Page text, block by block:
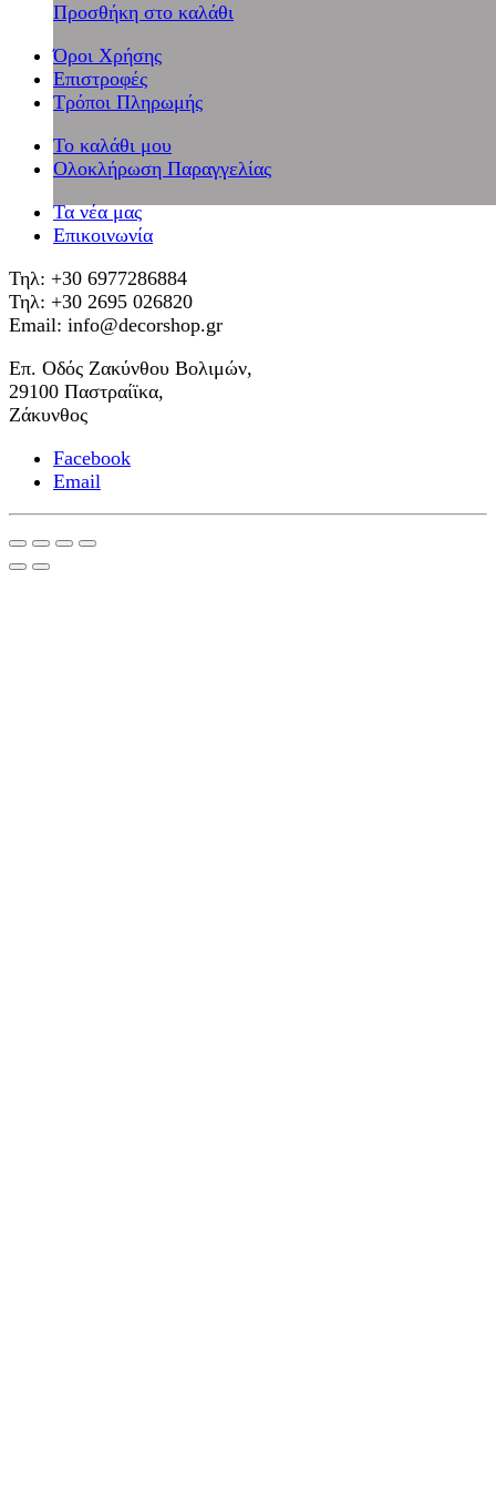
Προσθήκη στο καλάθι
Όροι Χρήσης
Επιστροφές
Τρόποι Πληρωμής
Το καλάθι μου
Ολοκλήρωση Παραγγελίας
Τα νέα μας
Επικοινωνία
Τηλ: +30 6977286884
Τηλ: +30 2695 026820
Email: info@decorshop.gr
Επ. Οδός Ζακύνθου Βολιμών,
29100 Παστραίϊκα,
Ζάκυνθος
Facebook
Email